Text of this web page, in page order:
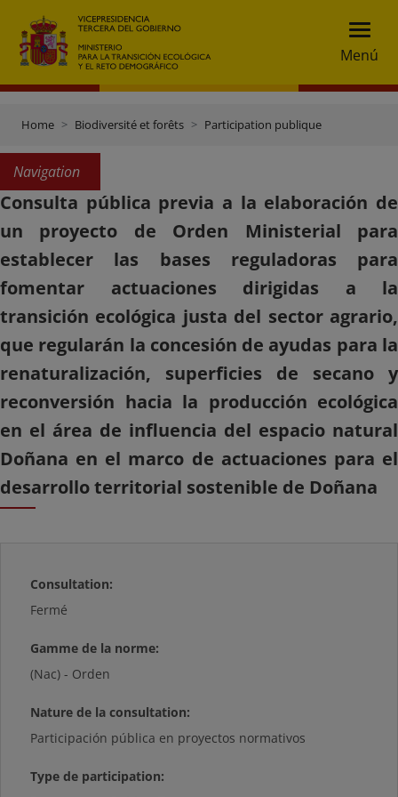
Menú
Home Biodiversité et forêts Participation publique
Navigation
Consulta pública previa a la elaboración de
un proyecto de Orden Ministerial para
establecer las bases reguladoras para
fomentar actuaciones dirigidas a la
transición ecológica justa del sector agrario,
que regularán la concesión de ayudas para la
renaturalización, superficies de secano y
reconversión hacia la producción ecológica
en el área de influencia del espacio natural
Doñana en el marco de actuaciones para el
desarrollo territorial sostenible de Doñana
Consultation:
Fermé
Gamme de la norme:
(Nac) - Orden
Nature de la consultation:
Participación pública en proyectos normativos
Type de participation: